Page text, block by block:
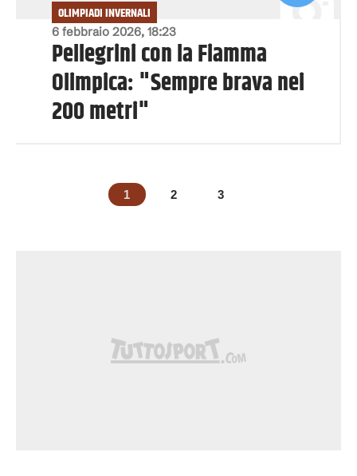
6 febbraio 2026, 18:23
OLIMPIADI INVERNALI
Pellegrini con la Fiamma
Olimpica: "Sempre brava nei
200 metri"
1 2 3